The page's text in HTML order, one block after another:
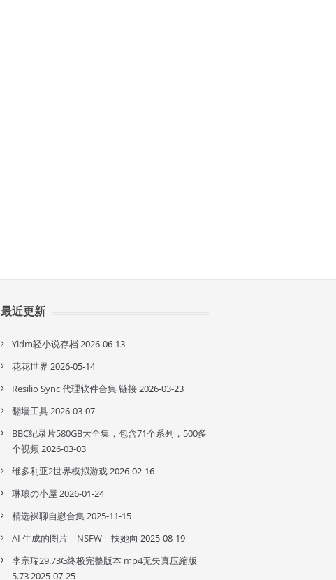
最近更新
Yidm轻小说存档 2026-06-13
花花世界 2026-05-14
Resilio Sync 代理软件合集 链接2026-03-23
翻墙工具2026-03-07
BBC纪录片580GB大全集，包含71个系列，500多
个视频2026-03-03
维多利亚2世界模拟游戏2026-02-16
琳琅の小屋 2026-01-24
精选裸聊自慰合集2025-11-15
AI 生成的图片 – NSFW – 扶她向 2025-08-19
李宗瑞29.73G终极完整版本 mp4无失真压縮版
5.732025-07-25